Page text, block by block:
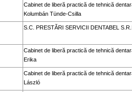
Cabinet de liberă practică de tehnică
Kolumbán Tünde-Csilla
S.C. PRESTĂRI SERVICII DENTABEL
Cabinet de liberă practică de tehnică
Erika
Cabinet de liberă practică de tehnică
László